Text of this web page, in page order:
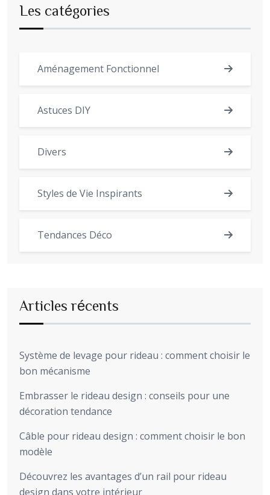
Les catégories
Aménagement Fonctionnel
Astuces DIY
Divers
Styles de Vie Inspirants
Tendances Déco
Articles récents
Système de levage pour rideau : comment choisir le
bon mécanisme
Embrasser le rideau design : conseils pour une
décoration tendance
Câble pour rideau design : comment choisir le bon
modèle
Découvrez les avantages d’un rail pour rideau
design dans votre intérieur